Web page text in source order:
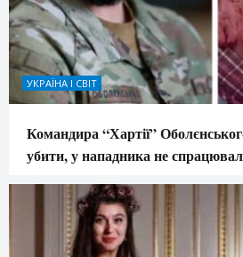
УКРАЇНА І СВІТ
Командира “Хартії”
убити, у нападника не